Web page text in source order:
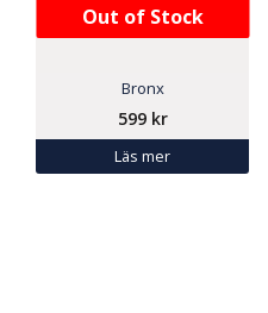
Out of Stock
Bronx
599 kr
Läs mer